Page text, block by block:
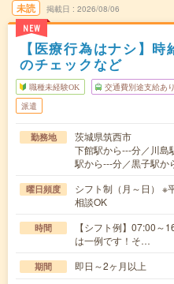
未読
NEW
掲載日 2026/08/06
【医療行為はナシ】
のチェックなど
職種未経験OK 交通費別途支給あり
派遣
勤務地
茨城県筑西市
下館駅から---分／川島
駅から---分／黒子駅か
曜日頻度
シフト制（月～日） ※
相談OK
時間
【シフト例】07:00～
は一例です！そ…
期間 即日～2ヶ月以上